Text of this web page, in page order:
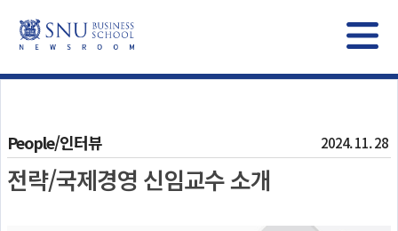
People/인터뷰 2024. 11. 28
전략/국제경영 신임교수 소개